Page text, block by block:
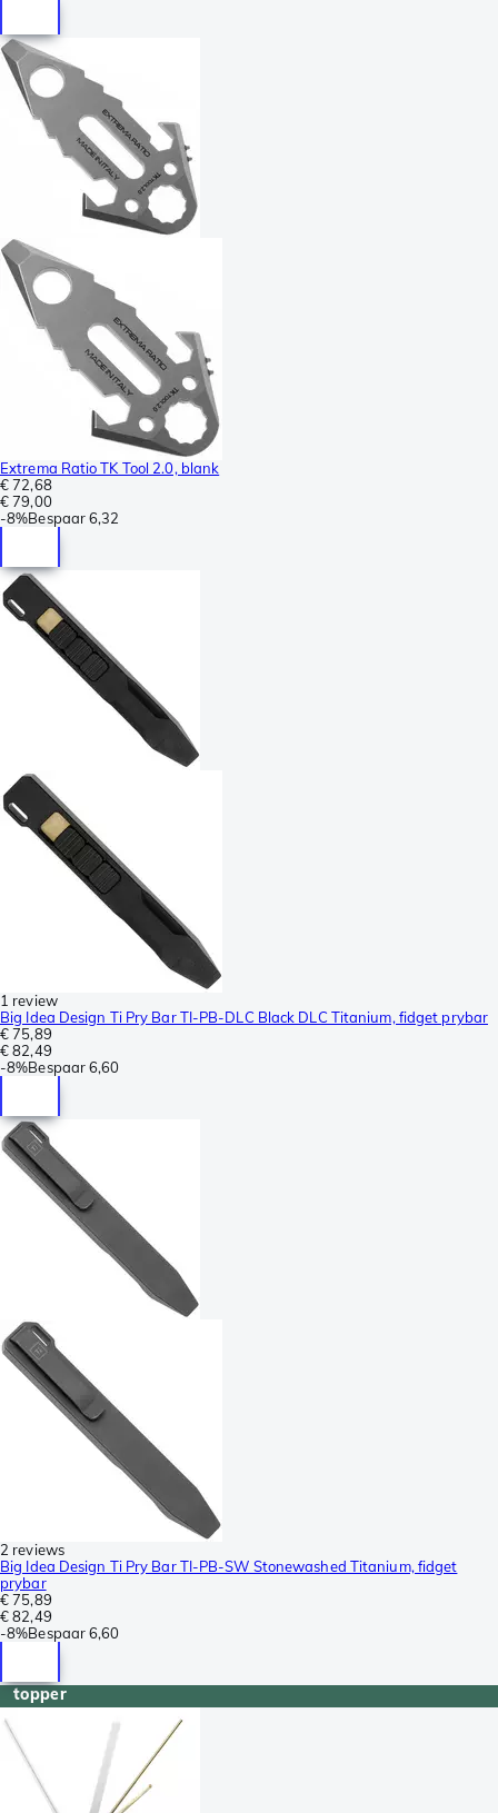
Extrema Ratio TK Tool 2.0, blank
€ 72,68
€ 79,00
-8%Bespaar6,32
1 review
Big Idea Design Ti Pry Bar TI-PB-DLC Black DLC Titanium, fidget prybar
€ 75,89
€ 82,49
-8%Bespaar6,60
2 reviews
Big Idea Design Ti Pry Bar TI-PB-SW Stonewashed Titanium, fidget
prybar
€ 75,89
€ 82,49
-8%Bespaar6,60
topper